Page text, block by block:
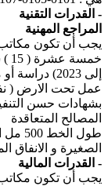
القدرات التقنية -
المراجع المهنية
يجب أن تكون مكاتب
إلى 2023)
بشهادات حسن
المصالح المتعاقدة
طول
الصغيرة و الانفاق
القدرات المالية -
يجب أن تكون